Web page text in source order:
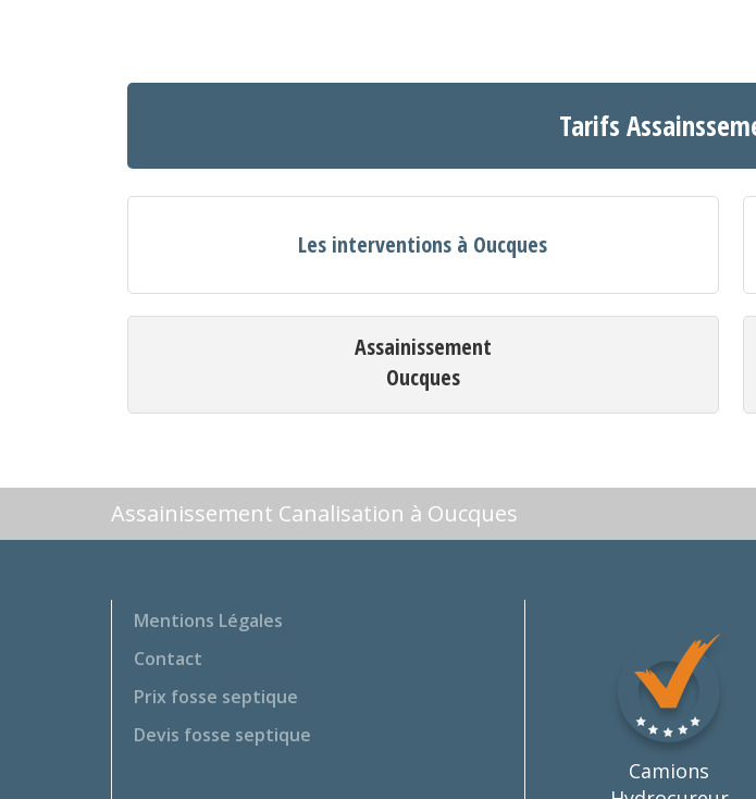
Tarifs
Les interventions à Oucques
Assainissement
Oucques
Assainissement Canalisation à Oucques
Mentions Légales
Contact
Prix fosse septique
Devis fosse septique
Camions